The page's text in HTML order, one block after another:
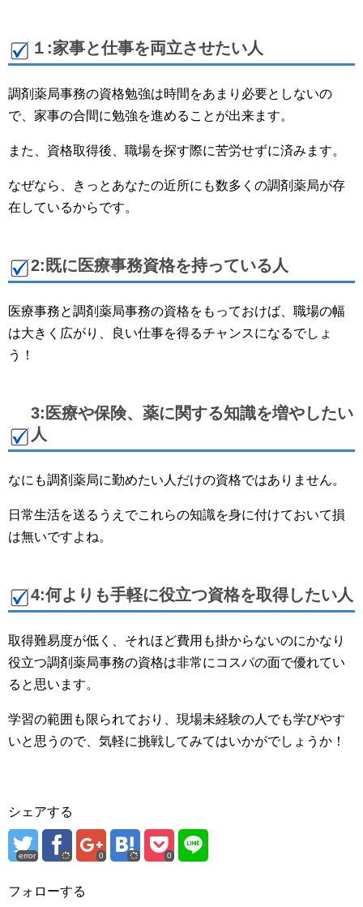
１:家事と仕事を両立させたい人
調剤薬局事務の資格勉強は時間をあまり必要としないの
で、家事の合間に勉強を進めることが出来ます。
また、資格取得後、職場を探す際に苦労せずに済みます。
なぜなら、きっとあなたの近所にも数多くの調剤薬局が存
在しているからです。
2:既に医療事務資格を持っている人
医療事務と調剤薬局事務の資格をもっておけば、職場の幅
は大きく広がり、良い仕事を得るチャンスになるでしょ
う！
3:医療や保険、薬に関する知識を増やしたい
人
なにも調剤薬局に勤めたい人だけの資格ではありません。
日常生活を送るうえでこれらの知識を身に付けておいて損
は無いですよね。
4:何よりも手軽に役立つ資格を取得したい人
取得難易度が低く、それほど費用も掛からないのにかなり
役立つ調剤薬局事務の資格は非常にコスパの面で優れてい
ると思います。
学習の範囲も限られており、現場未経験の人でも学びやす
いと思うので、気軽に挑戦してみてはいかがでしょうか！
シェアする
error 0 0
フォローする